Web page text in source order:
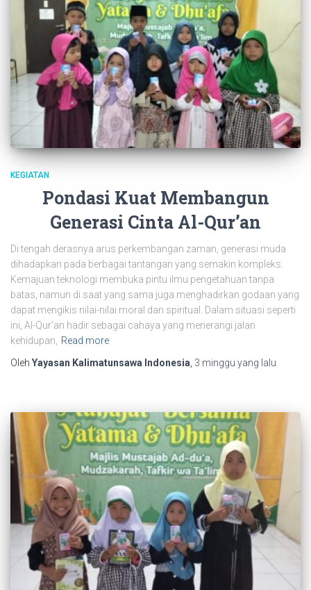
KEGIATAN
Pondasi Kuat Membangun
Generasi Cinta Al-Qur’an
Di tengah derasnya arus perkembangan zaman, generasi muda
dihadapkan pada berbagai tantangan yang semakin kompleks.
Kemajuan teknologi membuka pintu ilmu pengetahuan tanpa
batas, namun di saat yang sama juga menghadirkan godaan yang
dapat mengikis nilai-nilai moral dan spiritual. Dalam situasi seperti
ini, Al-Qur’an hadir sebagai cahaya yang menerangi jalan
kehidupan, Read more
Oleh Yayasan Kalimatunsawa Indonesia, 3 minggu yang lalu